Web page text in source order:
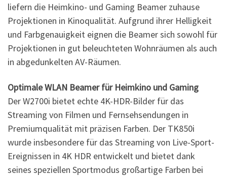
liefern die Heimkino- und Gaming Beamer zuhause
Projektionen in Kinoqualität. Aufgrund ihrer Helligkeit
und Farbgenauigkeit eignen die Beamer sich sowohl für
Projektionen in gut beleuchteten Wohnräumen als auch
in abgedunkelten AV-Räumen.
Optimale WLAN Beamer für Heimkino und Gaming
Der W2700i bietet echte 4K-HDR-Bilder für das
Streaming von Filmen und Fernsehsendungen in
Premiumqualität mit präzisen Farben. Der TK850i
wurde insbesondere für das Streaming von Live-Sport-
Ereignissen in 4K HDR entwickelt und bietet dank
seines speziellen Sportmodus großartige Farben bei